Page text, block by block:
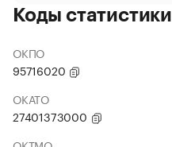
Коды статистики
ОКПО
95716020
ОКАТО
27401373000